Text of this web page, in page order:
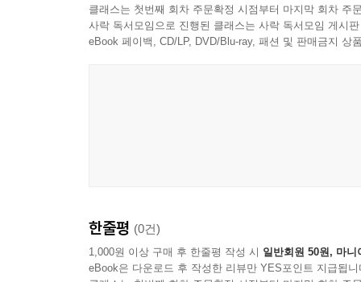
클래스는 첫번째 회차 주문확정 시점부터 마지막 회차 주
사락 독서모임으로 진행된 클래스는 사락 독서모임 게시
eBook 페이백, CD/LP, DVD/Blu-ray, 패션 및 판매금지 상
한줄평 (0건)
1,000원 이상 구매 후 한줄평 작성 시 일반회원 50원, 마니
eBook은 다운로드 후 작성한 리뷰만 YES포인트 지급됩니